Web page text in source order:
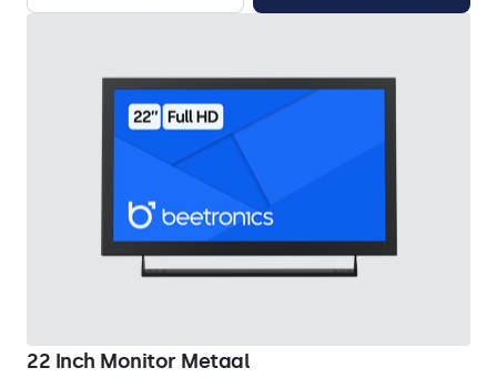
22 Inch Monitor Metaal